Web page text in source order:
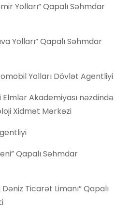
Yolları” Qapalı Səhmdar
Yolları” Qapalı Səhmdar
Yolları Dövlət Agentliyi
Elmlər Akademiyası nəzdində
Xidmət Mərkəzi
Qapalı Səhmdar
Dəniz Ticarət Limanı” Qapalı